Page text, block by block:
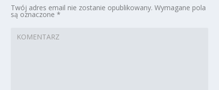
Twój adres email nie zostanie opublikowany. Wymagane pola
są oznaczone*